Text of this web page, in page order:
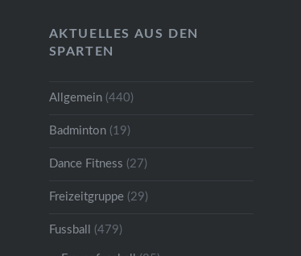
AKTUELLES AUS DEN
SPARTEN
Allgemein(440)
Badminton(19)
Dance Fitness (27)
Freizeitgruppe(29)
Fussball (479)